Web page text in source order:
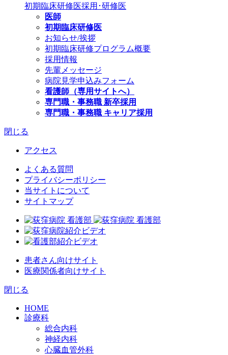
初期臨床研修医採用･研修医
医師
初期臨床研修医
お知らせ/挨拶
初期臨床研修プログラム概要
採用情報
先輩メッセージ
病院見学申込みフォーム
看護師（専用サイトへ）
専門職・事務職 新卒採用
専門職・事務職 キャリア採用
閉じる
アクセス
よくある質問
プライバシーポリシー
当サイトについて
サイトマップ
患者さん向けサイト
医療関係者向けサイト
閉じる
HOME
診療科
総合内科
神経内科
心臓血管外科